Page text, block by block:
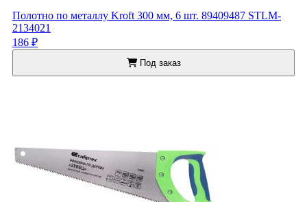
Полотно по металлу Kroft 300 мм, 6 шт. 89409487 STLM-
2134021
186 ₽
Под заказ